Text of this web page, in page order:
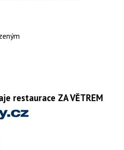
restaurace ZA VĚTREM